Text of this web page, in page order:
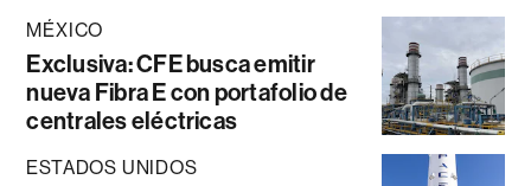
MÉXICO
Exclusiva: CFE busca emitir
nueva Fibra E con portafolio de
centrales eléctricas
ESTADOS UNIDOS